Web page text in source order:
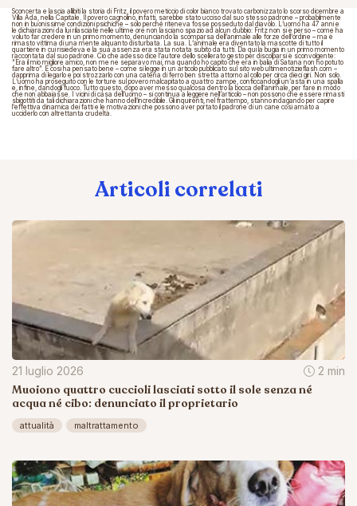
Sconcerta e lascia allibiti la storia di Fritz, il povero meticcio di color bianco trovato carbonizzato lo scorso dicembre a
Villa Ada, nella Capitale. Il povero cagnolino, infatti, sarebbe stato ucciso dal suo stesso padrone – probabilmente
non in buonissime condizioni psichiche – solo perché riteneva fosse posseduto dal diavolo. L’uomo ha 47 anni e
le dichiarazioni da lui rilasciate nelle ultime ore non lasciano spazio ad alcun dubbio: Fritz non si è perso – come ha
voluto far credere in un primo momento, denunciando la scomparsa dell’animale alle forze dell’ordine – ma è
rimasto vittima di una mente alquanto disturbata. La sua. L’animale era diventato la mascotte di tutto il
quartiere in cui risiedeva e la sua assenza era stata notata subito da tutti. Da qui la bugia in un primo momento
raccontata dal suo padrone. Ciò che adesso dice l’autore dello scellerato gesto per discolparsi è sconvolgente:
“Era il mio migliore amico, non me ne separavo mai, ma quando ho capito che era in balìa di Satana non ho potuto
fare altro”. E così ha pensato bene – come si legge in un articolo pubblicato sul sito web ultimenotizieflash.com –
dapprima di legarlo e poi strozzarlo con una catena di ferro ben stretta attorno al collo per circa dieci giri. Non solo.
L’uomo ha proseguito con le torture sul povero malcapitato a quattro zampe, conficcandogli un’asta in una spalla
e, infine, dandogli fuoco. Tutto questo, dopo aver messo qualcosa dentro la bocca dell’animale, per fare in modo
che non abbaiasse. I vicini di casa dell’uomo – si continua a leggere nell’articolo – non possono che essere rimasti
sbigottiti da tali dichiarazioni che hanno dell’incredibile. Gli inquirenti, nel frattempo, stanno indagando per capire
l’effettiva dinamica dei fatti e le motivazioni che possono aver portato il padrone di un cane così amato a
ucciderlo con altrettanta crudeltà.
Articoli correlati
21 luglio 2026 2 min
Muoiono quattro cuccioli lasciati sotto il sole senza né
acqua né cibo: denunciato il proprietario
attualità maltrattamento